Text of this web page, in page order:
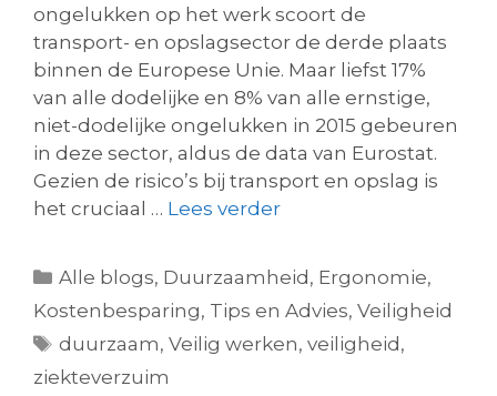
ongelukken op het werk scoort de
transport- en opslagsector de derde plaats
binnen de Europese Unie. Maar liefst 17%
van alle dodelijke en 8% van alle ernstige,
niet-dodelijke ongelukken in 2015 gebeuren
in deze sector, aldus de data van Eurostat.
Gezien de risico’s bij transport en opslag is
het cruciaal … Lees verder
Alle blogs, Duurzaamheid , Ergonomie,
Kostenbesparing, Tips en Advies, Veiligheid
duurzaam,Veilig werken,veiligheid ,
ziekteverzuim